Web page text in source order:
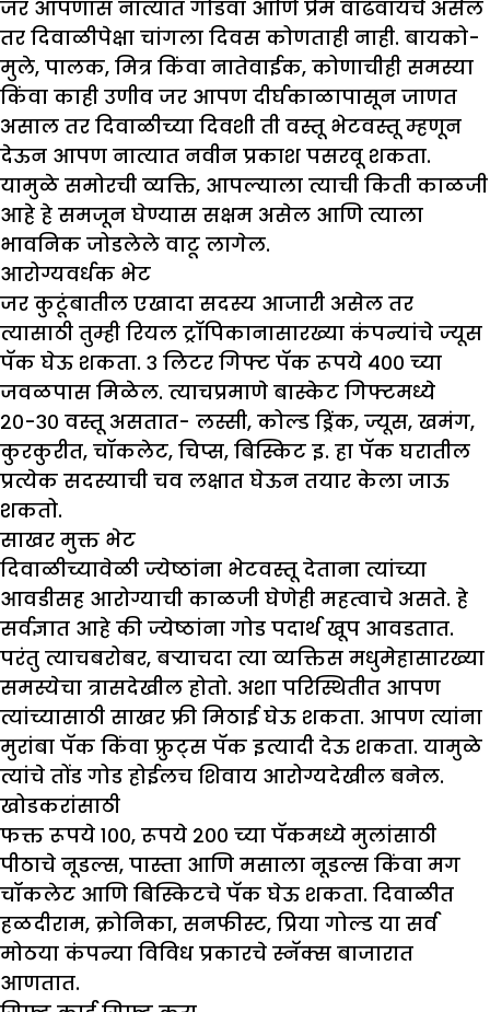
जर आपणास नात्यात गोडवा आणि प्रेम वाढवायचे असेल
तर दिवाळीपेक्षा चांगला दिवस कोणताही नाही. बायको-
मुले, पालक, मित्र किंवा नातेवाईक, कोणाचीही समस्या
किंवा काही उणीव जर आपण दीर्घकाळापासून जाणत
असाल तर दिवाळीच्या दिवशी ती वस्तू भेटवस्तू म्हणून
देऊन आपण नात्यात नवीन प्रकाश पसरवू शकता.
यामुळे समोरची व्यक्ति, आपल्याला त्याची किती काळजी
आहे हे समजून घेण्यास सक्षम असेल आणि त्याला
भावनिक जोडलेले वाटू लागेल.
आरोग्यवर्धक भेट
जर कुटूंबातील एखादा सदस्य आजारी असेल तर
त्यासाठी तुम्ही रियल ट्रॉपिकानासारख्या कंपन्यांचे ज्यूस
पॅक घेऊ शकता. ३ लिटर गिफ्ट पॅक रूपये ४०० च्या
जवळपास मिळेल. त्याचप्रमाणे बास्केट गिफ्टमध्ये
२०-३० वस्तू असतात- लस्सी, कोल्ड ड्रिंक, ज्यूस, खमंग,
कुरकुरीत, चॉकलेट, चिप्स, बिस्किट इ. हा पॅक घरातील
प्रत्येक सदस्याची चव लक्षात घेऊन तयार केला जाऊ
शकतो.
साखर मुक्त भेट
दिवाळीच्यावेळी ज्येष्ठांना भेटवस्तू देताना त्यांच्या
आवडीसह आरोग्याची काळजी घेणेही महत्वाचे असते. हे
सर्वज्ञात आहे की ज्येष्ठांना गोड पदार्थ खूप आवडतात.
परंतु त्याचबरोबर, बऱ्याचदा त्या व्यक्तिस मधुमेहासारख्या
समस्येचा त्रासदेखील होतो. अशा परिस्थितीत आपण
त्यांच्यासाठी साखर फ्री मिठाई घेऊ शकता. आपण त्यांना
मुरांबा पॅक किंवा फ्रुट्स पॅक इत्यादी देऊ शकता. यामुळे
त्यांचे तोंड गोड होईलच शिवाय आरोग्यदेखील बनेल.
खोडकरांसाठी
फक्त रूपये १००, रूपये २०० च्या पॅकमध्ये मुलांसाठी
पीठाचे नूडल्स, पास्ता आणि मसाला नूडल्स किंवा मग
चॉकलेट आणि बिस्किटचे पॅक घेऊ शकता. दिवाळीत
हळदीराम, क्रोनिका, सनफीस्ट, प्रिया गोल्ड या सर्व
मोठया कंपन्या विविध प्रकारचे स्नॅक्स बाजारात
आणतात.